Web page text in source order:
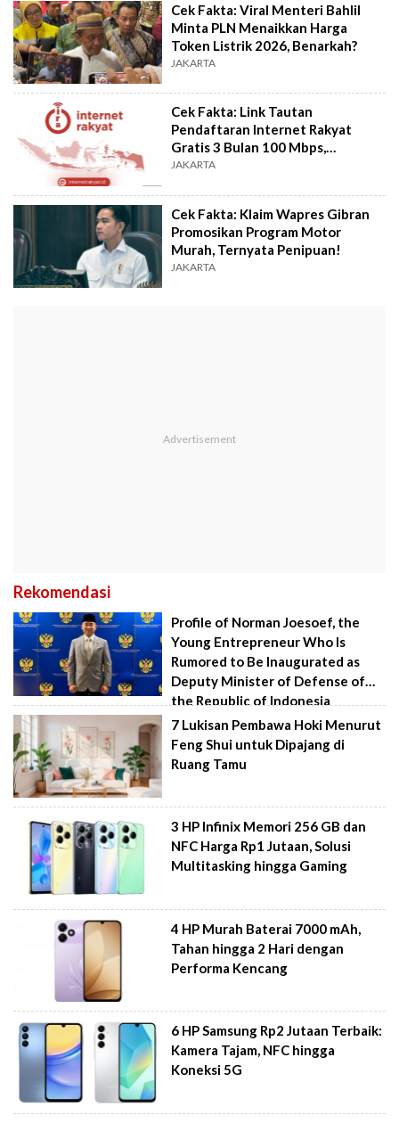
Cek Fakta: Viral Menteri Bahlil
Minta PLN Menaikkan Harga
Token Listrik 2026, Benarkah?
JAKARTA
Cek Fakta: Link Tautan
Pendaftaran Internet Rakyat
Gratis 3 Bulan 100 Mbps,
Benarkah?
JAKARTA
Cek Fakta: Klaim Wapres Gibran
Promosikan Program Motor
Murah, Ternyata Penipuan!
JAKARTA
Rekomendasi
Profile of Norman Joesoef, the
Young Entrepreneur Who Is
Rumored to Be Inaugurated as
Deputy Minister of Defense of
the Republic of Indonesia
7 Lukisan Pembawa Hoki Menurut
Feng Shui untuk Dipajang di
Ruang Tamu
3 HP Infinix Memori 256 GB dan
NFC Harga Rp1 Jutaan, Solusi
Multitasking hingga Gaming
4 HP Murah Baterai 7000 mAh,
Tahan hingga 2 Hari dengan
Performa Kencang
6 HP Samsung Rp2 Jutaan Terbaik:
Kamera Tajam, NFC hingga
Koneksi 5G